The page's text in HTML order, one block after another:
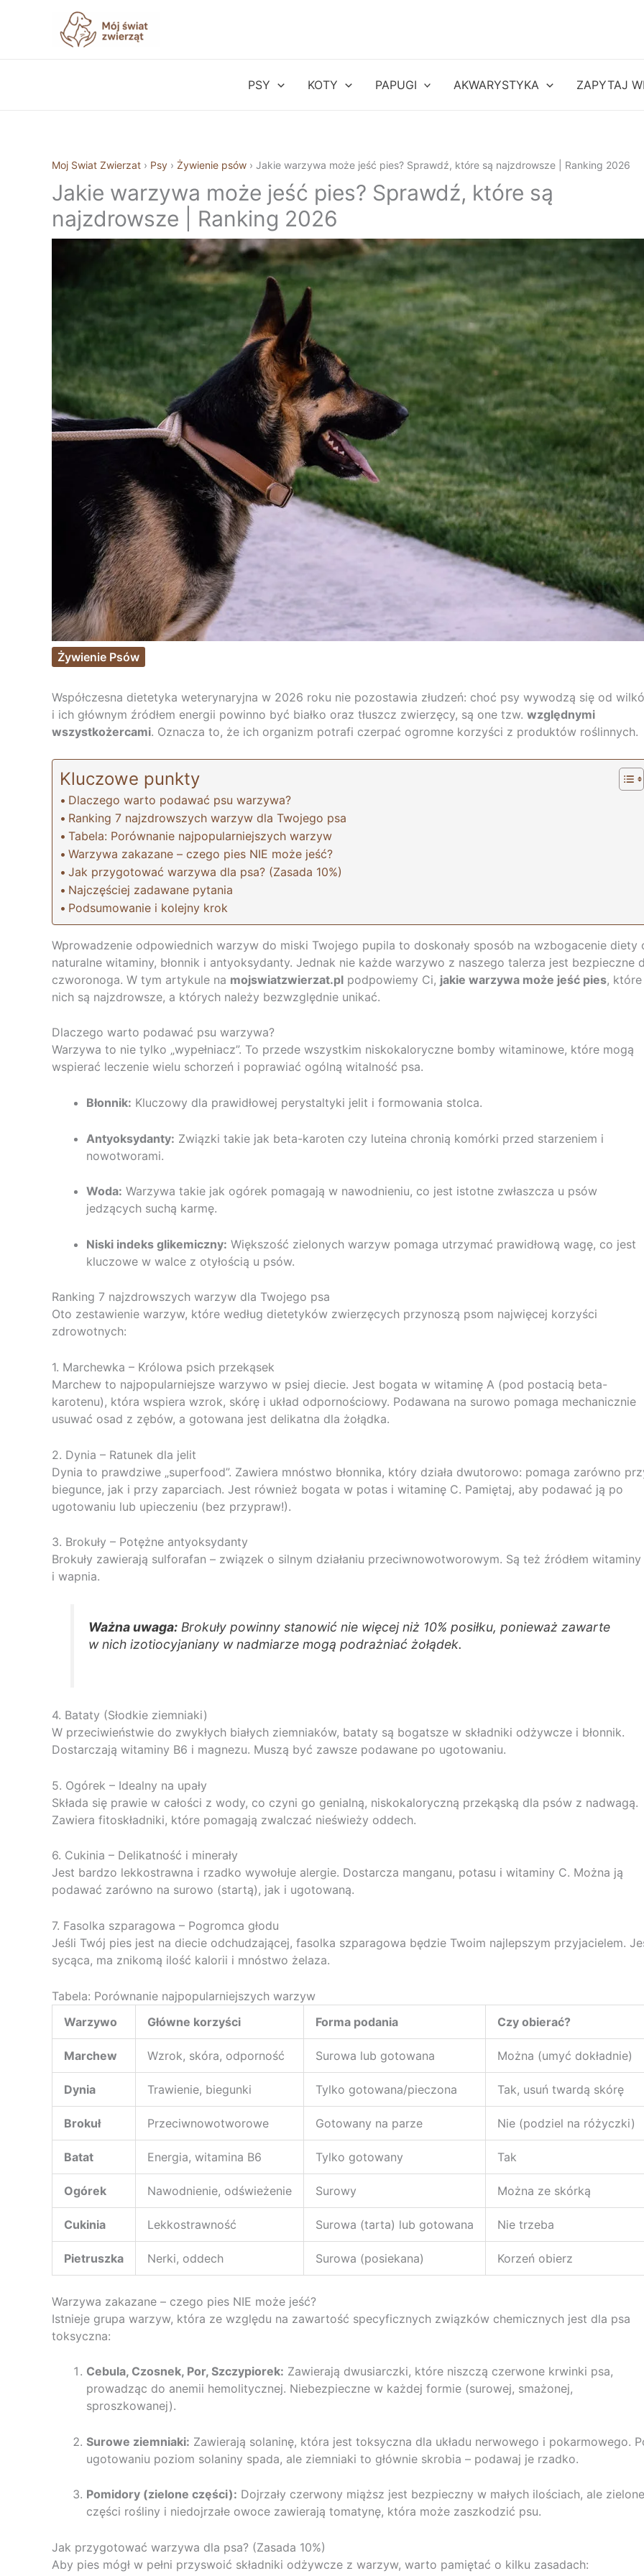
PSY KOTY PAPUGI AKWARYSTYKA ZAPYTAJ
Moj Swiat Zwierzat › Psy › Żywienie psów › Jakie warzywa może jeść pies? Sprawdź, które są najzdrowsze | Ranking 2026
Jakie warzywa może jeść pies? Sprawdź, które są
najzdrowsze | Ranking 2026
Żywienie Psów
Współczesna dietetyka weterynaryjna w 2026 roku nie pozostawia złudzeń: choć psy wywodzą się od
i ich głównym źródłem energii powinno być białko oraz tłuszcz zwierzęcy, są one tzw. względnymi
wszystkożercami. Oznacza to, że ich organizm potrafi czerpać ogromne korzyści z produktów roślinnych.
Kluczowe punkty
Dlaczego warto podawać psu warzywa?
Ranking 7 najzdrowszych warzyw dla Twojego psa
Tabela: Porównanie najpopularniejszych warzyw
Warzywa zakazane – czego pies NIE może jeść?
Jak przygotować warzywa dla psa? (Zasada 10%)
Najczęściej zadawane pytania
Podsumowanie i kolejny krok
Wprowadzenie odpowiednich warzyw do miski Twojego pupila to doskonały sposób na wzbogacenie diety
naturalne witaminy, błonnik i antyoksydanty. Jednak nie każde warzywo z naszego talerza jest bezpieczne
czworonoga. W tym artykule na mojswiatzwierzat.pl podpowiemy Ci, jakie warzywa może jeść pies,
nich są najzdrowsze, a których należy bezwzględnie unikać.
Dlaczego warto podawać psu warzywa?
Warzywa to nie tylko „wypełniacz”. To przede wszystkim niskokaloryczne bomby witaminowe, które mogą
wspierać leczenie wielu schorzeń i poprawiać ogólną witalność psa.
Błonnik: Kluczowy dla prawidłowej perystaltyki jelit i formowania stolca.
Antyoksydanty: Związki takie jak beta-karoten czy luteina chronią komórki przed starzeniem i
nowotworami.
Woda: Warzywa takie jak ogórek pomagają w nawodnieniu, co jest istotne zwłaszcza u psów
jedzących suchą karmę.
Niski indeks glikemiczny: Większość zielonych warzyw pomaga utrzymać prawidłową wagę, co jest
kluczowe w walce z otyłością u psów.
Ranking 7 najzdrowszych warzyw dla Twojego psa
Oto zestawienie warzyw, które według dietetyków zwierzęcych przynoszą psom najwięcej korzyści
zdrowotnych:
1. Marchewka – Królowa psich przekąsek
Marchew to najpopularniejsze warzywo w psiej diecie. Jest bogata w witaminę A (pod postacią beta-
karotenu), która wspiera wzrok, skórę i układ odpornościowy. Podawana na surowo pomaga mechanicznie
usuwać osad z zębów, a gotowana jest delikatna dla żołądka.
2. Dynia – Ratunek dla jelit
Dynia to prawdziwe „superfood”. Zawiera mnóstwo błonnika, który działa dwutorowo: pomaga zarówno
biegunce, jak i przy zaparciach. Jest również bogata w potas i witaminę C. Pamiętaj, aby podawać ją po
ugotowaniu lub upieczeniu (bez przypraw!).
3. Brokuły – Potężne antyoksydanty
Brokuły zawierają sulforafan – związek o silnym działaniu przeciwnowotworowym. Są też źródłem witaminy
i wapnia.
Ważna uwaga: Brokuły powinny stanowić nie więcej niż 10% posiłku, ponieważ zawarte
w nich izotiocyjaniany w nadmiarze mogą podrażniać żołądek.
4. Bataty (Słodkie ziemniaki)
W przeciwieństwie do zwykłych białych ziemniaków, bataty są bogatsze w składniki odżywcze i błonnik.
Dostarczają witaminy B6 i magnezu. Muszą być zawsze podawane po ugotowaniu.
5. Ogórek – Idealny na upały
Składa się prawie w całości z wody, co czyni go genialną, niskokaloryczną przekąską dla psów z nadwagą.
Zawiera fitoskładniki, które pomagają zwalczać nieświeży oddech.
6. Cukinia – Delikatność i minerały
Jest bardzo lekkostrawna i rzadko wywołuje alergie. Dostarcza manganu, potasu i witaminy C. Można ją
podawać zarówno na surowo (startą), jak i ugotowaną.
7. Fasolka szparagowa – Pogromca głodu
Jeśli Twój pies jest na diecie odchudzającej, fasolka szparagowa będzie Twoim najlepszym przyjacielem.
sycąca, ma znikomą ilość kalorii i mnóstwo żelaza.
Tabela: Porównanie najpopularniejszych warzyw
Warzywo
Główne korzyści Forma podania Czy obierać?
Marchew Wzrok, skóra, odporność Surowa lub gotowana Można (umyć dokładnie)
Dynia Trawienie, biegunki Tylko gotowana/pieczona Tak, usuń twardą skórę
Brokuł Przeciwnowotworowe Gotowany na parze Nie (podziel na różyczki)
Batat Energia, witamina B6 Tylko gotowany Tak
Ogórek Nawodnienie, odświeżenie Surowy Można ze skórką
Cukinia Lekkostrawność Surowa (tarta) lub gotowana Nie trzeba
Pietruszka Nerki, oddech Surowa (posiekana) Korzeń obierz
Warzywa zakazane – czego pies NIE może jeść?
Istnieje grupa warzyw, która ze względu na zawartość specyficznych związków chemicznych jest dla psa
toksyczna:
Cebula, Czosnek, Por, Szczypiorek: Zawierają dwusiarczki, które niszczą czerwone krwinki psa,
prowadząc do anemii hemolitycznej. Niebezpieczne w każdej formie (surowej, smażonej,
sproszkowanej).
Surowe ziemniaki: Zawierają solaninę, która jest toksyczna dla układu nerwowego i pokarmowego.
ugotowaniu poziom solaniny spada, ale ziemniaki to głównie skrobia – podawaj je rzadko.
Pomidory (zielone części): Dojrzały czerwony miąższ jest bezpieczny w małych ilościach, ale zielone
części rośliny i niedojrzałe owoce zawierają tomatynę, która może zaszkodzić psu.
Jak przygotować warzywa dla psa? (Zasada 10%)
Aby pies mógł w pełni przyswoić składniki odżywcze z warzyw, warto pamiętać o kilku zasadach: